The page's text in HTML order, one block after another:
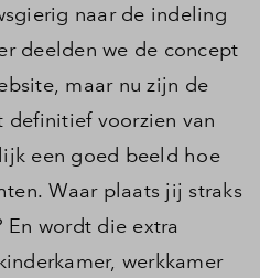
Inloggen
naar de indeling
deelden we de concept
maar nu zijn de
voorzien van
een goed beeld hoe
Waar plaats jij straks
En wordt die extra
werkkamer